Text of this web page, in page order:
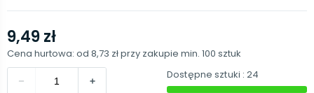
9,49 zł
Cena hurtowa: od 8,73 złprzy zakupie min. 100 sztuk
Dostępne sztuki : 24